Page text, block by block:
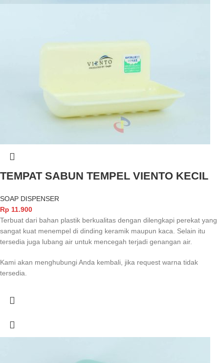
TEMPAT SABUN TEMPEL VIENTO KECIL
SOAP DISPENSER
Rp 11.900
Terbuat dari bahan plastik berkualitas dengan dilengkapi perekat yang
sangat kuat menempel di dinding keramik maupun kaca. Selain itu
tersedia juga lubang air untuk mencegah terjadi genangan air.
Kami akan menghubungi Anda kembali, jika request warna tidak
tersedia.